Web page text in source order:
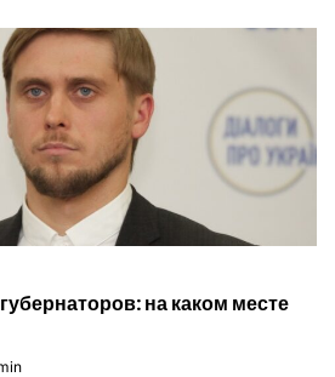
на каком месте